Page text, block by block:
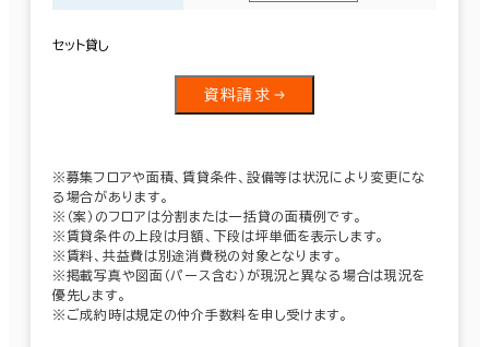
セット貸し
資料請求
※募集フロアや面積、賃貸条件、設備等は状況により変更にな
る場合があります。
※（案）のフロアは分割または一括貸の面積例です。
※賃貸条件の上段は月額、下段は坪単価を表示します。
※賃料、共益費は別途消費税の対象となります。
※掲載写真や図面（パース含む）が現況と異なる場合は現況を
優先します。
※ご成約時は規定の仲介手数料を申し受けます。